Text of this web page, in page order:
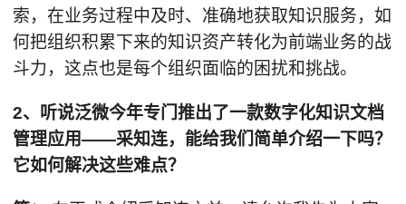
索，在业务过程中及时、准确地获取知识服务，如
何把组织积累下来的知识资产转化为前端业务的战
斗力，这点也是每个组织面临的困扰和挑战。
2、听说泛微今年专门推出了一款数字化知识文档
管理应用——采知连，能给我们简单介绍一下吗？
它如何解决这些难点？